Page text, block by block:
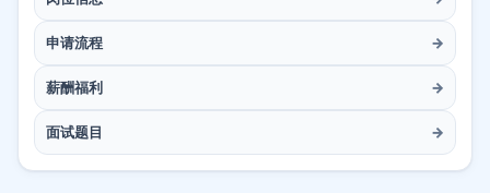
申请流程 →
薪酬福利 →
面试题目 →